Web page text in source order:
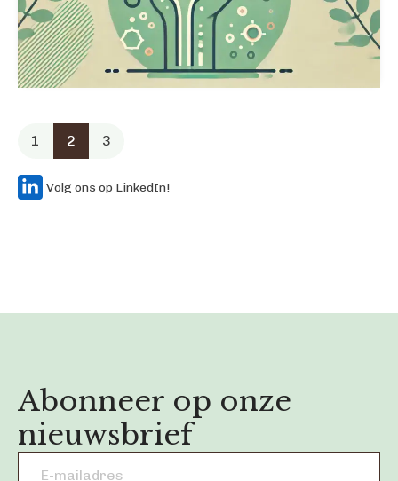
1 2 3
Volg ons op LinkedIn!
Abonneer op onze
nieuwsbrief
Email
address